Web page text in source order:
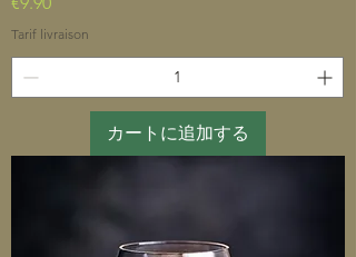
Tarif livraison
カートに追加する